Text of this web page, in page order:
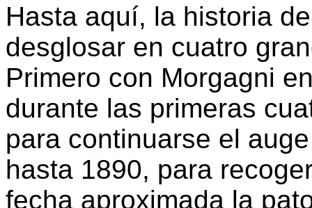
Hasta aquí, la historia
desglosar en cuatro
Primero con Morgagni
durante las primeras
para continuarse el
hasta 1890, para
fecha aproximada la